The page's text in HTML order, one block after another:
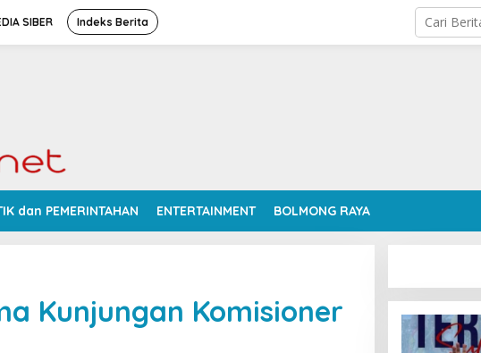
SIBER Indeks Berita
dan PEMERINTAHAN ENTERTAINMENT BOLMONG RAYA
Kunjungan Komisioner